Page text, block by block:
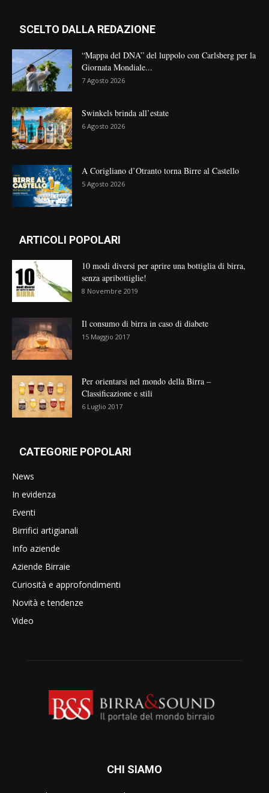
SCELTO DALLA REDAZIONE
“Mappa del DNA” del luppolo con Carlsberg per la
Giornata Mondiale...
7 Agosto 2026
Swinkels brinda all’estate
6 Agosto 2026
A Corigliano d’Otranto torna Birre al Castello
5 Agosto 2026
ARTICOLI POPOLARI
10 modi diversi per aprire una bottiglia di birra,
senza apribottiglie!
8 Novembre 2019
Il consumo di birra in caso di diabete
15 Maggio 2017
Per orientarsi nel mondo della Birra –
Classificazione e stili
6 Luglio 2017
CATEGORIE POPOLARI
News
In evidenza
Eventi
Birrifici artigianali
Info aziende
Aziende Birraie
Curiosità e approfondimenti
Novità e tendenze
Video
CHI SIAMO